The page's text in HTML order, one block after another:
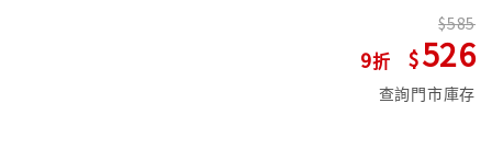
9
585
526
查詢門市庫存